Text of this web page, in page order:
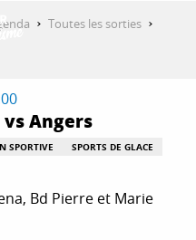
Toutes les sorties
Angers
SPORTIVE
SPORTS DE GLACE
Bd Pierre et Marie